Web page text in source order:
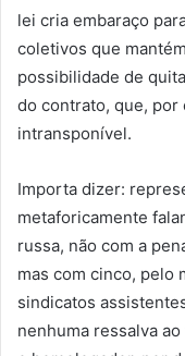
lei cria embaraço
coletivos que
possibilidade de
do contrato, que,
intransponível.
Importa dizer:
metaforicamente
russa, não com a
mas com cinco, pelo
sindicatos
nenhuma ressalva